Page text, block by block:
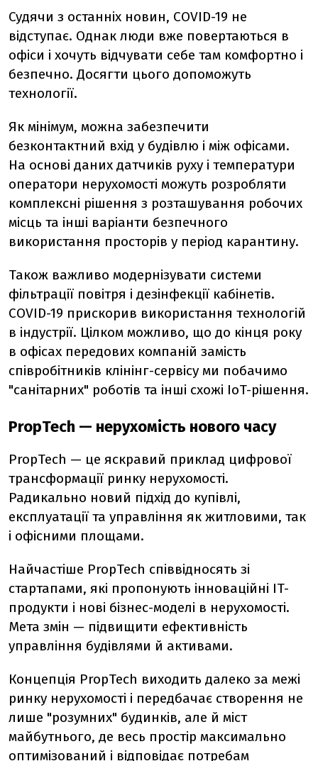
Судячи з останніх новин, COVID-19 не
відступає. Однак люди вже повертаються в
офіси і хочуть відчувати себе там комфортно і
безпечно. Досягти цього допоможуть
технології.
Як мінімум, можна забезпечити
безконтактний вхід у будівлю і між офісами.
На основі даних датчиків руху і температури
оператори нерухомості можуть розробляти
комплексні рішення з розташування робочих
місць та інші варіанти безпечного
використання просторів у період карантину.
Також важливо модернізувати системи
фільтрації повітря і дезінфекції кабінетів.
COVID-19 прискорив використання технологій
в індустрії. Цілком можливо, що до кінця року
в офісах передових компаній замість
співробітників клінінг-сервісу ми побачимо
"санітарних" роботів та інші схожі IoT-рішення.
PropTech — нерухомість нового часу
PropTech — це яскравий приклад цифрової
трансформації ринку нерухомості.
Радикально новий підхід до купівлі,
експлуатації та управління як житловими, так
і офісними площами.
Найчастіше PropTech співвідносять зі
стартапами, які пропонують інноваційні IT-
продукти і нові бізнес-моделі в нерухомості.
Мета змін — підвищити ефективність
управління будівлями й активами.
Концепція PropTech виходить далеко за межі
ринку нерухомості і передбачає створення не
лише "розумних" будинків, але й міст
майбутнього, де весь простір максимально
оптимізований і відповідає потребам